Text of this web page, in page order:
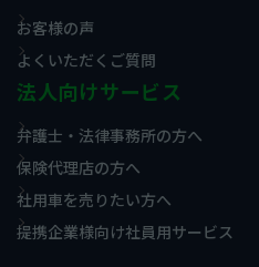
お客様の声
よくいただくご質問
法人向けサービス
弁護士・法律事務所の方へ
保険代理店の方へ
社用車を売りたい方へ
提携企業様向け社員用サービス